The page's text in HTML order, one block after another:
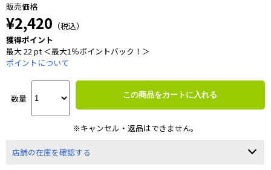
販売価格
¥2,420 （税込）
獲得ポイント
最大 22 pt ＜最大1％ポイントバック！＞
ポイントについて
数量 この商品をカートに入れる
※キャンセル・返品はできません。
店舗の在庫を確認する